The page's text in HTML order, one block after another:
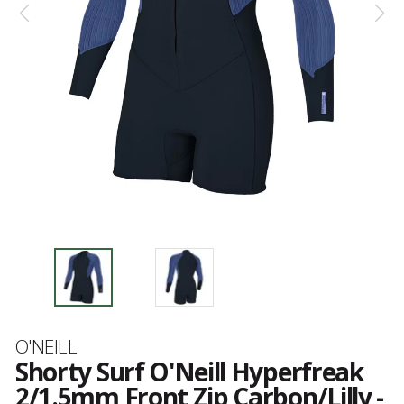
Marque
O'NEILL
Shorty Surf O'Neill Hyperfreak
2/1.5mm Front Zip Carbon/Lilly -